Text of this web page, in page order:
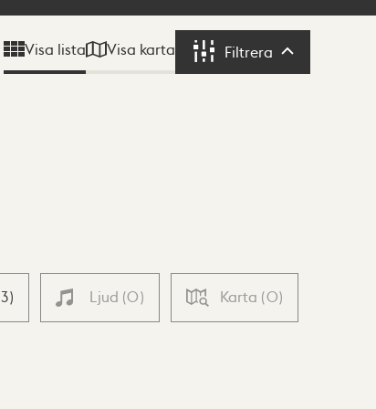
Visa lista Visa karta Filtrera Filtrera
3) Ljud (0) Karta (0)